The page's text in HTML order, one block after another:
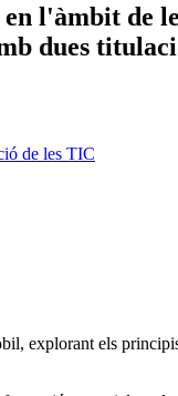
l'àmbit de
dues
de les TIC
explorant els